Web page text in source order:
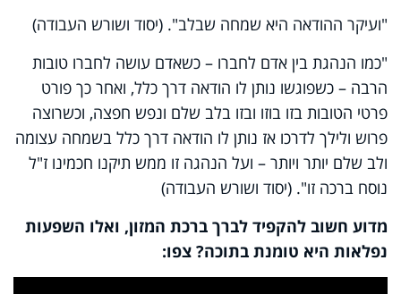
"ועיקר ההודאה היא שמחה שבלב". (יסוד ושורש העבודה)
"כמו הנהגת בין אדם לחברו – כשאדם עושה לחברו טובות
הרבה – כשפוגשו נותן לו הודאה דרך כלל, ואחר כך פורט
פרטי הטובות בזו בוזו ובזו בלב שלם ונפש חפצה, וכשרוצה
פרוש ולילך לדרכו אז נותן לו הודאה דרך כלל בשמחה עצומה
ולב שלם יותר ויותר – ועל הנהגה זו ממש תיקנו חכמינו ז"ל
נוסח ברכה זו". (יסוד ושורש העבודה)
מדוע חשוב להקפיד לברך ברכת המזון, ואלו השפעות
נפלאות היא טומנת בתוכה? צפו:
This